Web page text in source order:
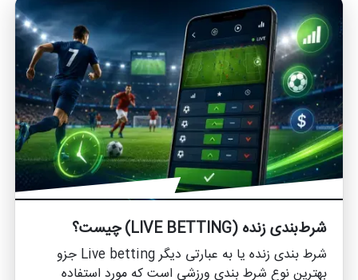
شرط‌بندی زنده (LIVE BETTING) چیست؟
شرط بندی زنده یا به عبارتی دیگر Live betting جزو
بهترین نوع شرط بندی ورزشی است که مورد استفاده